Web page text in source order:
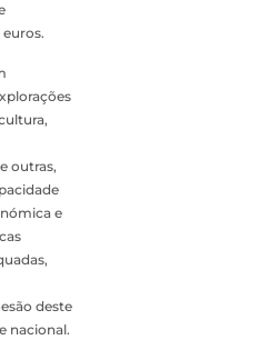
euros.
outras,
e
deste
nacional.